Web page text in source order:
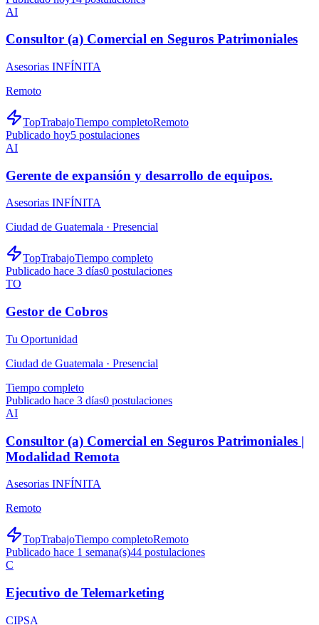
AI
Consultor (a) Comercial en Seguros Patrimoniales
Asesorias INFÍNITA
Remoto
TopTrabajoTiempo completoRemoto
Publicado hoy5 postulaciones
AI
Gerente de expansión y desarrollo de equipos.
Asesorias INFÍNITA
Ciudad de Guatemala · Presencial
TopTrabajoTiempo completo
Publicado hace 3 días0 postulaciones
TO
Gestor de Cobros
Tu Oportunidad
Ciudad de Guatemala · Presencial
Tiempo completo
Publicado hace 3 días0 postulaciones
AI
Consultor (a) Comercial en Seguros Patrimoniales |
Modalidad Remota
Asesorias INFÍNITA
Remoto
TopTrabajoTiempo completoRemoto
Publicado hace 1 semana(s)44 postulaciones
C
Ejecutivo de Telemarketing
CIPSA